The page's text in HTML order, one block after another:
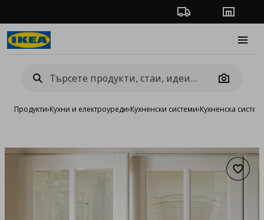
Проследяване на
Camera
Продукти›Кухни и електроуреди›Кухненски системи›Кухненска